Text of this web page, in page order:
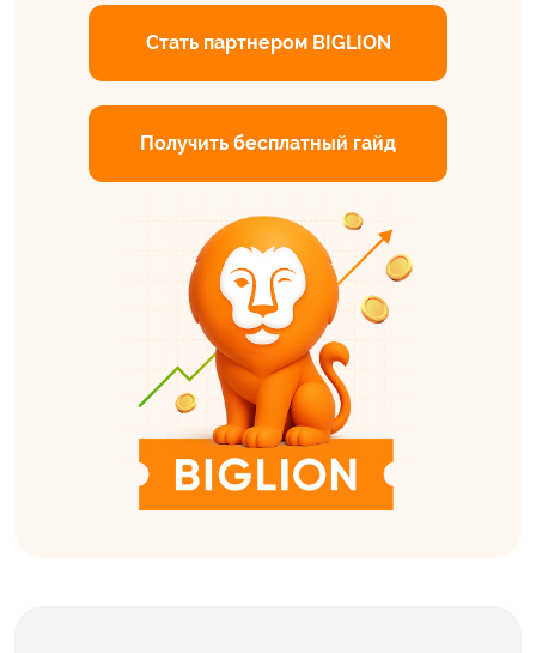
Cтать партнером BIGLION
Получить бесплатный гайд